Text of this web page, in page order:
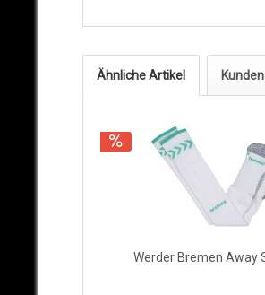
Ähnliche Artikel
Werder Bremen Away